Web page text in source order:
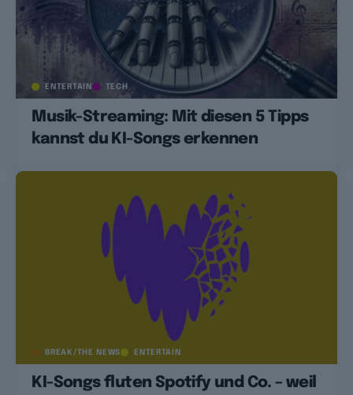
ENTERTAIN TECH
Musik-Streaming: Mit diesen 5 Tipps
kannst du KI-Songs erkennen
BREAK/THE NEWS ENTERTAIN
KI-Songs fluten Spotify und Co. – weil